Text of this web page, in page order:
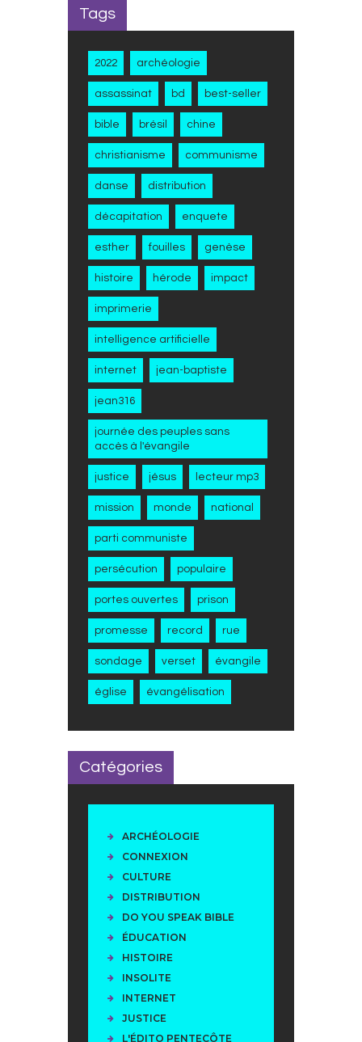
Tags
2022 archéologie
assassinat bd best-seller
bible brésil chine
christianisme communisme
danse distribution
décapitation enquete
esther fouilles genèse
histoire hérode impact
imprimerie
intelligence artificielle
internet jean-baptiste
jean316
journée des peuples sans
accès à l'évangile
justice jésus lecteur mp3
mission monde national
parti communiste
persécution populaire
portes ouvertes prison
promesse record rue
sondage verset évangile
église évangélisation
Catégories
ARCHÉOLOGIE
CONNEXION
CULTURE
DISTRIBUTION
DO YOU SPEAK BIBLE
ÉDUCATION
HISTOIRE
INSOLITE
INTERNET
JUSTICE
L'ÉDITO PENTECÔTE